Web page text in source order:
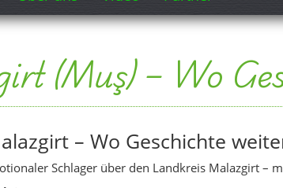
Blick ins Herz von Malazgirt (Song-Ausschnitt